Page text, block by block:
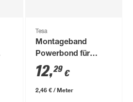
Tesa
Montageband
Powerbond für
Fliesen 5m
12,29 €
2,46 € / Meter